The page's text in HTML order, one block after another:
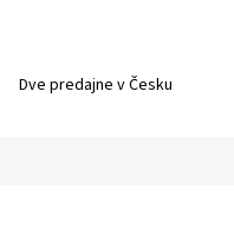
Dve predajne v Česku